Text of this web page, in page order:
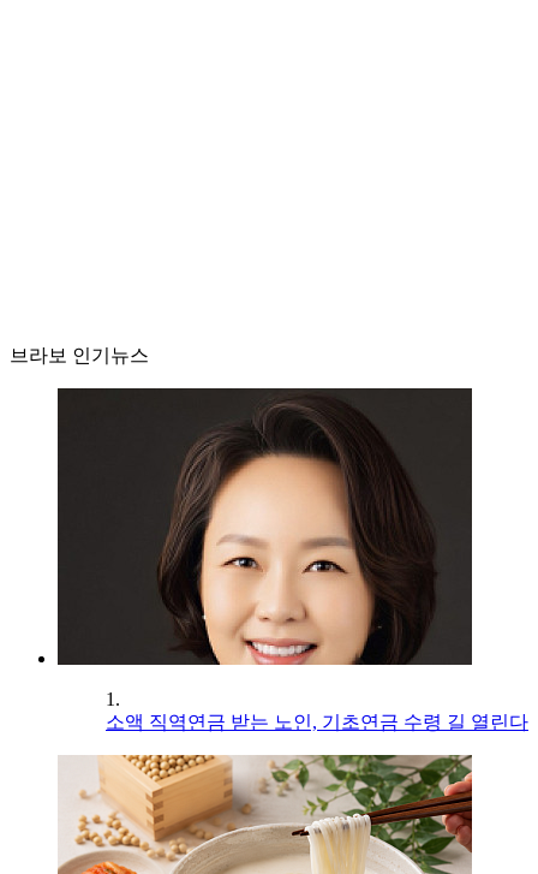
브라보 인기뉴스
1.
소액 직역연금 받는 노인, 기초연금 수령 길 열린다